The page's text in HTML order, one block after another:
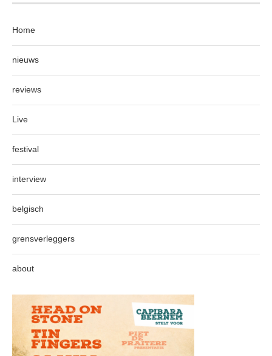
Home
nieuws
reviews
Live
festival
interview
belgisch
grensverleggers
about